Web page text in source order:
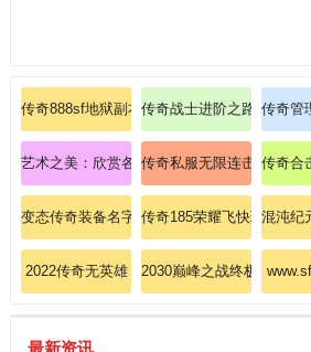
传奇888sf地狱副本首曝！组队鏖战暗之黄泉
传奇战士进阶之路：从菜
传奇管
艺术之美：欣赏各种文化的创意表达
传奇私服无限连击：征服
传奇合
变态传奇装备名字 传奇185荣耀飞快理会刺客
混沌纪
2022传奇无英雄 2030巅峰之战终极解析法
最新资讯